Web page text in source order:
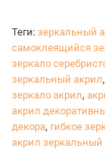
Теги: зеркальный
самоклеящийся
зеркало
зеркальный акрил,
зеркало акрил,
акрил
декора, гибкое
акрил зеркальный